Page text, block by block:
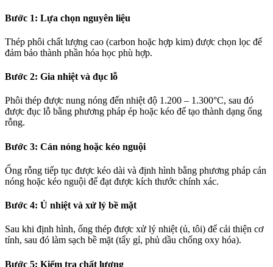
Bước 1: Lựa chọn nguyên liệu
Thép phôi chất lượng cao (carbon hoặc hợp kim) được chọn lọc để
đảm bảo thành phần hóa học phù hợp.
Bước 2: Gia nhiệt và đục lỗ
Phôi thép được nung nóng đến nhiệt độ 1.200 – 1.300°C, sau đó
được đục lỗ bằng phương pháp ép hoặc kéo để tạo thành dạng ống
rỗng.
Bước 3: Cán nóng hoặc kéo nguội
Ống rỗng tiếp tục được kéo dài và định hình bằng phương pháp cán
nóng hoặc kéo nguội để đạt được kích thước chính xác.
Bước 4: Ủ nhiệt và xử lý bề mặt
Sau khi định hình, ống thép được xử lý nhiệt (ủ, tôi) để cải thiện cơ
tính, sau đó làm sạch bề mặt (tẩy gỉ, phủ dầu chống oxy hóa).
Bước 5: Kiểm tra chất lượng